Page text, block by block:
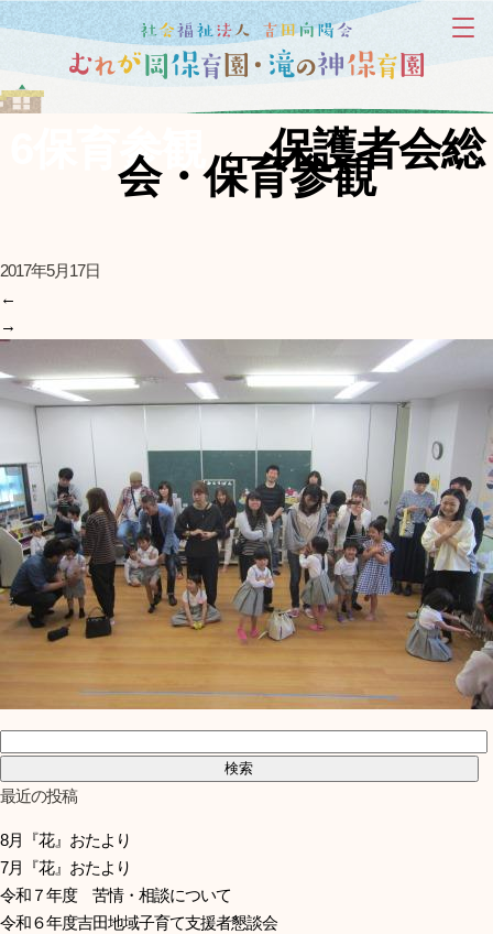
6保育参観←保護者会総
会・保育参観
2017年5月17日
←
→
最近の投稿
8月『花』おたより
7月『花』おたより
令和７年度 苦情・相談について
令和６年度吉田地域子育て支援者懇談会